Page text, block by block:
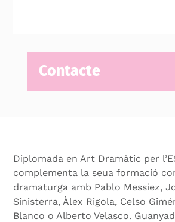
Contacte
Diplomada en Art Dramàtic per
complementa la seua formació
dramaturga amb Pablo Messiez,
Sinisterra, Àlex Rigola, Celso
Blanco o Alberto Velasco.